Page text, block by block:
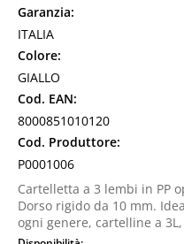
Garanzia:
ITALIA
Colore:
GIALLO
Cod. EAN:
8000851010120
Cod. Produttore:
P0001006
Cartelletta a 3 lembi in PP
Dorso rigido da 10 mm.
ogni genere, cartelline a